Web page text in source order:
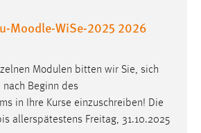
Moodle-WiSe-2025 2026
Modulen bitten wir Sie, sich
nach Beginn des
in Ihre Kurse einzuschreiben! Die
allerspätestens Freitag, 31.10.2025